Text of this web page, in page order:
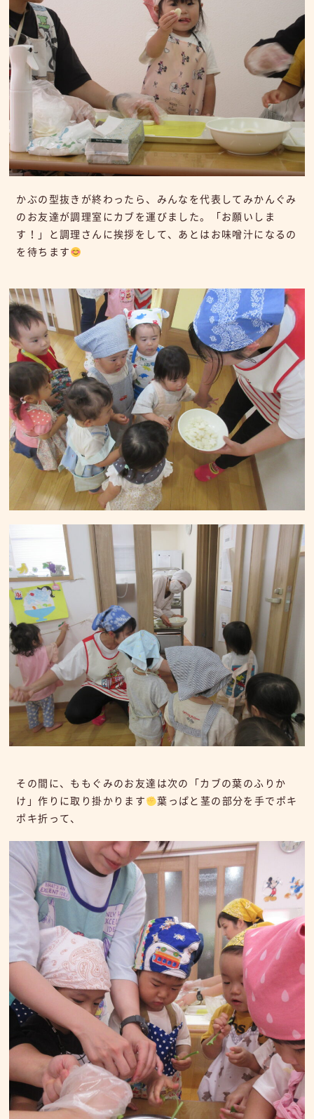
かぶの型抜きが終わったら、みんなを代表してみかんぐみ
のお友達が調理室にカブを運びました。「お願いしま
す！」と調理さんに挨拶をして、あとはお味噌汁になるの
を待ちます
その間に、ももぐみのお友達は次の「カブの葉のふりか
け」作りに取り掛かります
葉っぱと茎の部分を手でポキ
ポキ折って、